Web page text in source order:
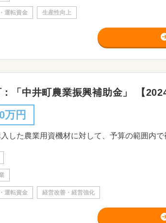
運転資金 生産性向上
「中井町農業振興補助金」 【
万円
した農業用資機材に対して、予算の範囲内で
運転資金 経営改善・経営強化